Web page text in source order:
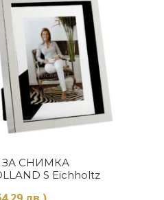
Купи
СНИМКА
S Eichholtz